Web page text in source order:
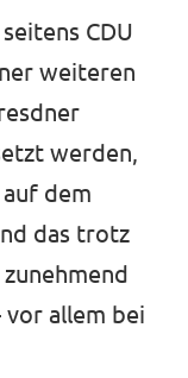
Shop
CDU
weiteren
werden,
dem
das trotz
vor allem bei